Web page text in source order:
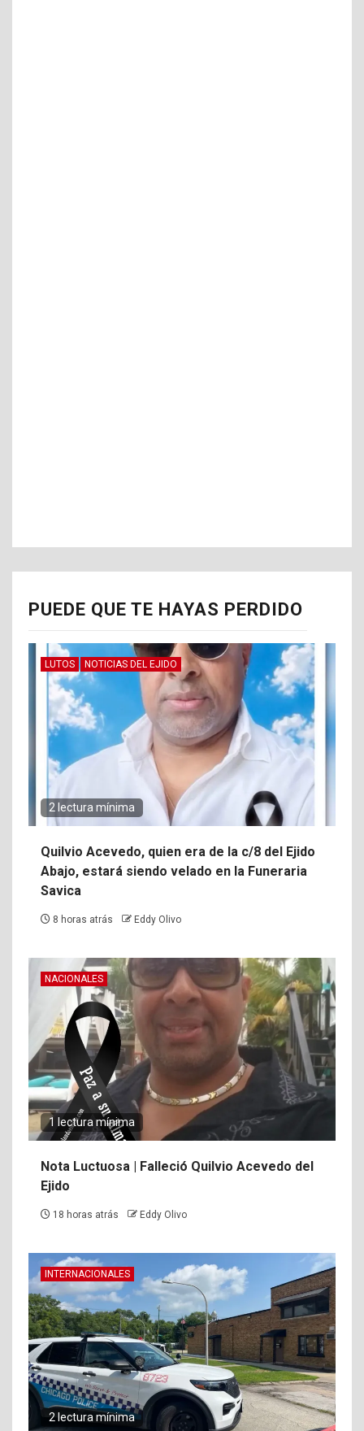
PUEDE QUE TE HAYAS PERDIDO
LUTOS NOTICIAS DEL EJIDO
2 lectura mínima
Quilvio Acevedo, quien era de la c/8 del Ejido
Abajo, estará siendo velado en la Funeraria
Savica
8 horas atrás Eddy Olivo
NACIONALES
1 lectura mínima
Nota Luctuosa | Falleció Quilvio Acevedo del
Ejido
18 horas atrás Eddy Olivo
INTERNACIONALES
2 lectura mínima